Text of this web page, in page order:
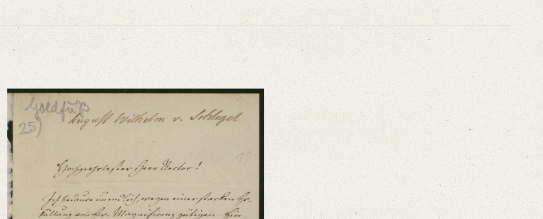
– Datierung: Goldfuß war 1839 bis 1840 Rektor der Universität Bonn. In diesem Zeitraum fiel 1840 der 22. Januar auf einen Mittwoch.